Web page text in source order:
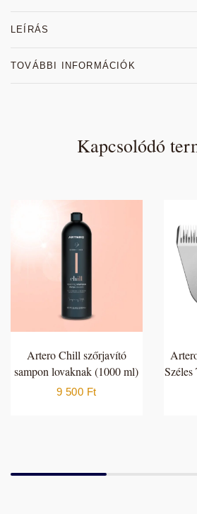
LEÍRÁS
TOVÁBBI INFORMÁCIÓK
Kapcsolódó
Artero Chill szőrjavító
sampon lovaknak (1000 ml)
9 500 Ft